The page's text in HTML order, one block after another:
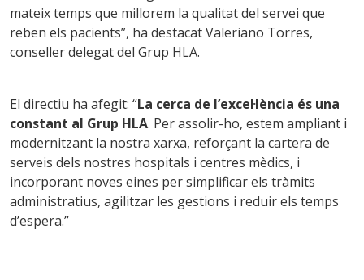
mateix temps que millorem la qualitat del servei que
reben els pacients”, ha destacat Valeriano Torres,
conseller delegat del Grup HLA.
El directiu ha afegit: “La cerca de l’excel·lència és una
constant al Grup HLA. Per assolir-ho, estem ampliant i
modernitzant la nostra xarxa, reforçant la cartera de
serveis dels nostres hospitals i centres mèdics, i
incorporant noves eines per simplificar els tràmits
administratius, agilitzar les gestions i reduir els temps
d’espera.”